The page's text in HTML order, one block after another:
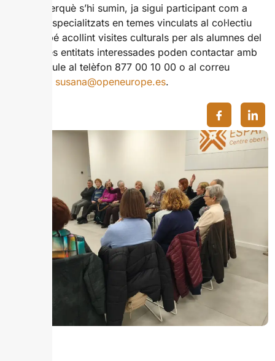
territori perquè s’hi sumin, ja sigui participant com a
ponents especialitzats en temes vinculats al col·lectiu
sènior o bé acollint visites culturals per als alumnes del
centre. Les entitats interessades poden contactar amb
l’Espai Boule al telèfon 877 00 10 00 o al correu
susana@openeurope.es.